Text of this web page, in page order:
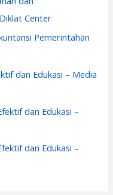
Center
Pemerintahan
dan Edukasi – Media
dan Edukasi –
dan Edukasi –